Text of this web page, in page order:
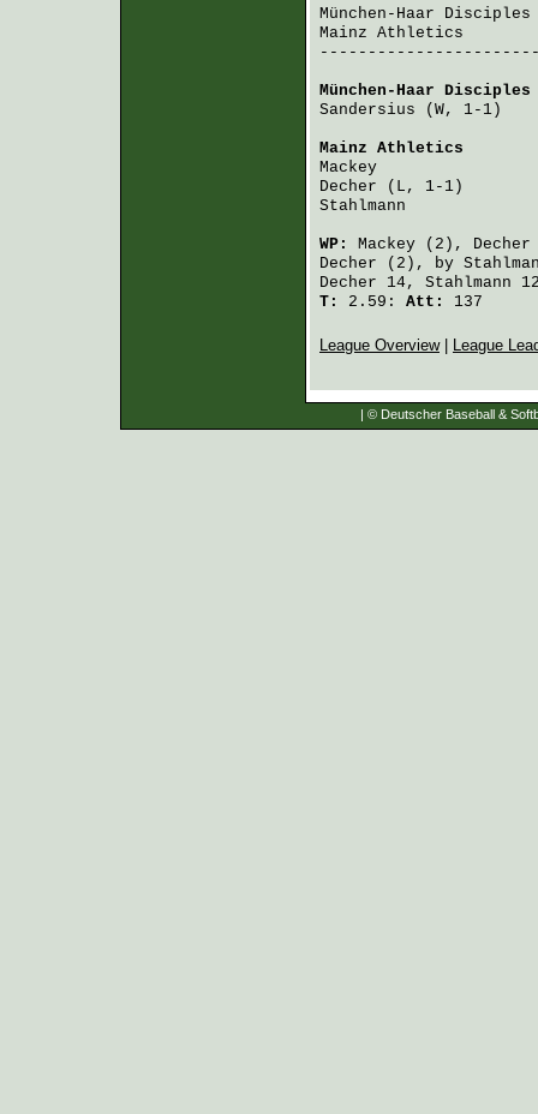
München-Haar Disciples
Mainz Athletics
München-Haar Disciples
Sandersius (W, 1-1)
Mainz Athletics
Mackey
Decher (L, 1-1)
Stahlmann
WP: Mackey (2), Decher
Decher (2), by
Decher 14, Stahlmann
T:
2.59: Att: 137
League Overview| League
| © Deutscher Baseball &